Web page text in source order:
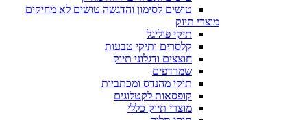
טושים לסימון והדגשה טושים לא מחיקים
מוצרי תיוק
תיקי פוליגל
קלסרים ותיקי טבעות
חוצצים ודגלוני תיוק
שמרדפים
תיקי מהנדס ומכתביות
קופסאות לקטלוגים
מוצרי תיוק כללי